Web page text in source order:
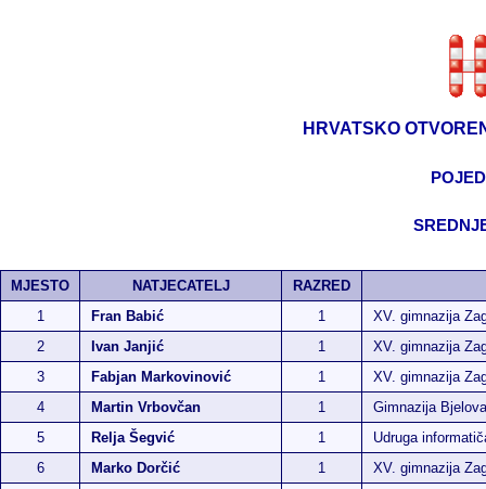
HRVATSKO
MJESTO NATJECATELJ
RAZRED
1
Fran Babić 1
XV. gimnazija
2
Ivan Janjić 1
XV. gimnazija
3
Fabjan Markovinović 1
XV. gimnazija
4
Martin Vrbovčan 1
Gimnazija
5
Relja Šegvić 1
Udruga
6
Marko Dorčić 1 XV. gimnazija